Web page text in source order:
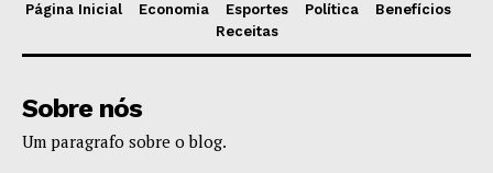
Página Inicial Economia Esportes Política
Benefícios
Receitas
Sobre nós
Um paragrafo sobre o blog.